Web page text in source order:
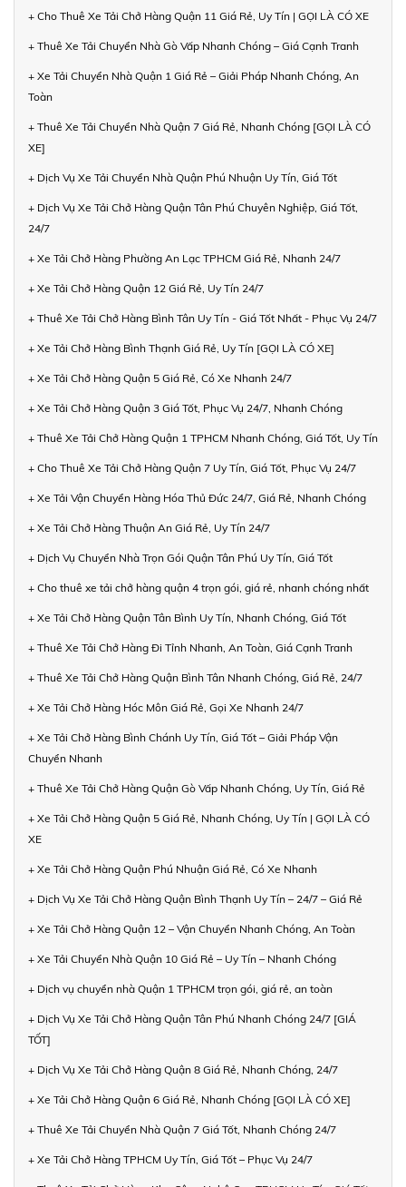
+ Cho Thuê Xe Tải Chở Hàng Quận 11 Giá Rẻ, Uy Tín | GỌI LÀ CÓ XE
+ Thuê Xe Tải Chuyển Nhà Gò Vấp Nhanh Chóng – Giá Cạnh Tranh
+ Xe Tải Chuyển Nhà Quận 1 Giá Rẻ – Giải Pháp Nhanh Chóng, An
Toàn
+ Thuê Xe Tải Chuyển Nhà Quận 7 Giá Rẻ, Nhanh Chóng [GỌI LÀ CÓ
XE]
+ Dịch Vụ Xe Tải Chuyển Nhà Quận Phú Nhuận Uy Tín, Giá Tốt
+ Dịch Vụ Xe Tải Chở Hàng Quận Tân Phú Chuyên Nghiệp, Giá Tốt,
24/7
+ Xe Tải Chở Hàng Phường An Lạc TPHCM Giá Rẻ, Nhanh 24/7
+ Xe Tải Chở Hàng Quận 12 Giá Rẻ, Uy Tín 24/7
+ Thuê Xe Tải Chở Hàng Bình Tân Uy Tín - Giá Tốt Nhất - Phục Vụ 24/7
+ Xe Tải Chở Hàng Bình Thạnh Giá Rẻ, Uy Tín [GỌI LÀ CÓ XE]
+ Xe Tải Chở Hàng Quận 5 Giá Rẻ, Có Xe Nhanh 24/7
+ Xe Tải Chở Hàng Quận 3 Giá Tốt, Phục Vụ 24/7, Nhanh Chóng
+ Thuê Xe Tải Chở Hàng Quận 1 TPHCM Nhanh Chóng, Giá Tốt, Uy Tín
+ Cho Thuê Xe Tải Chở Hàng Quận 7 Uy Tín, Giá Tốt, Phục Vụ 24/7
+ Xe Tải Vận Chuyển Hàng Hóa Thủ Đức 24/7, Giá Rẻ, Nhanh Chóng
+ Xe Tải Chở Hàng Thuận An Giá Rẻ, Uy Tín 24/7
+ Dịch Vụ Chuyển Nhà Trọn Gói Quận Tân Phú Uy Tín, Giá Tốt
+ Cho thuê xe tải chở hàng quận 4 trọn gói, giá rẻ, nhanh chóng nhất
+ Xe Tải Chở Hàng Quận Tân Bình Uy Tín, Nhanh Chóng, Giá Tốt
+ Thuê Xe Tải Chở Hàng Đi Tỉnh Nhanh, An Toàn, Giá Cạnh Tranh
+ Thuê Xe Tải Chở Hàng Quận Bình Tân Nhanh Chóng, Giá Rẻ, 24/7
+ Xe Tải Chở Hàng Hóc Môn Giá Rẻ, Gọi Xe Nhanh 24/7
+ Xe Tải Chở Hàng Bình Chánh Uy Tín, Giá Tốt – Giải Pháp Vận
Chuyển Nhanh
+ Thuê Xe Tải Chở Hàng Quận Gò Vấp Nhanh Chóng, Uy Tín, Giá Rẻ
+ Xe Tải Chở Hàng Quận 5 Giá Rẻ, Nhanh Chóng, Uy Tín | GỌI LÀ CÓ
XE
+ Xe Tải Chở Hàng Quận Phú Nhuận Giá Rẻ, Có Xe Nhanh
+ Dịch Vụ Xe Tải Chở Hàng Quận Bình Thạnh Uy Tín – 24/7 – Giá Rẻ
+ Xe Tải Chở Hàng Quận 12 – Vận Chuyển Nhanh Chóng, An Toàn
+ Xe Tải Chuyển Nhà Quận 10 Giá Rẻ – Uy Tín – Nhanh Chóng
+ Dịch vụ chuyển nhà Quận 1 TPHCM trọn gói, giá rẻ, an toàn
+ Dịch Vụ Xe Tải Chở Hàng Quận Tân Phú Nhanh Chóng 24/7 [GIÁ
TỐT]
+ Dịch Vụ Xe Tải Chở Hàng Quận 8 Giá Rẻ, Nhanh Chóng, 24/7
+ Xe Tải Chở Hàng Quận 6 Giá Rẻ, Nhanh Chóng [GỌI LÀ CÓ XE]
+ Thuê Xe Tải Chuyển Nhà Quận 7 Giá Tốt, Nhanh Chóng 24/7
+ Xe Tải Chở Hàng TPHCM Uy Tín, Giá Tốt – Phục Vụ 24/7